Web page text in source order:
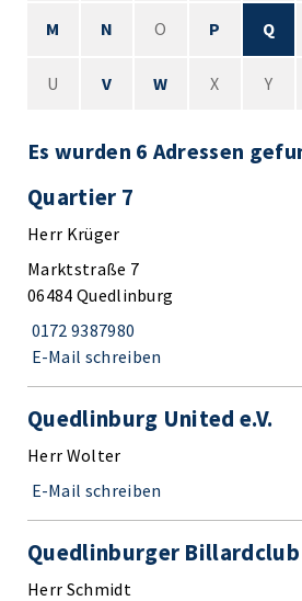
M N O P Q
U V W X Y
Es wurden 6 Adressen
Quartier 7
Herr Krüger
Marktstraße 7
06484 Quedlinburg
0172 9387980
E-Mail schreiben
Quedlinburg United e.V.
Herr Wolter
E-Mail schreiben
Quedlinburger Billardclub
Herr Schmidt